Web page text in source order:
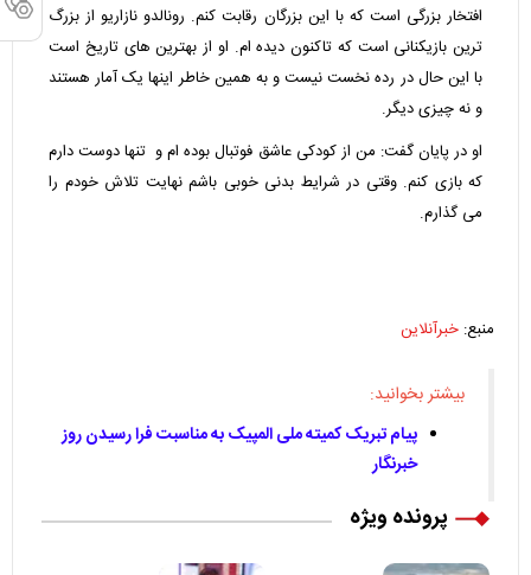
افتخار بزرگی است که با این بزرگان رقابت کنم. رونالدو نازاریو از بزرگ
ترین بازیکنانی است که تاکنون دیده ام. او از بهترین های تاریخ است
با این حال در رده نخست نیست و به همین خاطر اینها یک آمار هستند
و نه چیزی دیگر.
او در پایان گفت: من از کودکی عاشق فوتبال بوده ام و تنها دوست دارم
که بازی کنم. وقتی در شرایط بدنی خوبی باشم نهایت تلاش خودم را
می گذارم.
منبع: خبرآنلاین
بیشتر بخوانید:
پیام تبریک کمیته ملی المپیک به مناسبت فرا رسیدن روز
خبرنگار
پرونده ویژه